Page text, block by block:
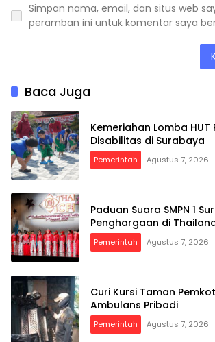
Simpan nama, email, dan situs web
peramban ini untuk komentar saya
Baca Juga
Kemeriahan Lomba HUT
Disabilitas di Surabaya
Pemerintah Agustus 7, 2026
Paduan Suara SMPN 1
Penghargaan di
Pemerintah Agustus 7, 2026
Curi Kursi Taman
Ambulans Pribadi
Pemerintah Agustus 7, 2026